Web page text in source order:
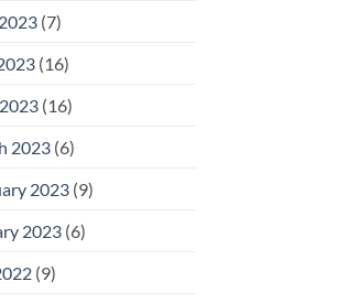
(7)
(16)
(16)
2023(6)
2023(9)
2023(6)
(9)